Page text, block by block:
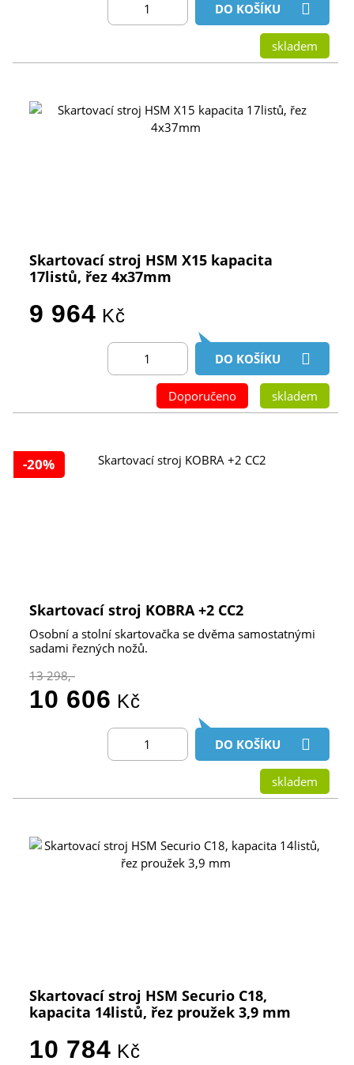
DO KOŠÍKU
skladem
Skartovací stroj HSM X15 kapacita
17listů, řez 4x37mm
9 964 Kč
DO KOŠÍKU
Doporučeno skladem
-20%
Skartovací stroj KOBRA +2 CC2
Osobní a stolní skartovačka se dvěma samostatnými
sadami řezných nožů.
13 298,-
10 606 Kč
DO KOŠÍKU
skladem
Skartovací stroj HSM Securio C18,
kapacita 14listů, řez proužek 3,9 mm
10 784 Kč